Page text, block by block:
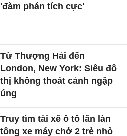
'đàm phán tích cực'
Từ Thượng Hải đến
London, New York: Siêu đô
thị không thoát cảnh ngập
úng
Truy tìm tài xế ô tô lấn làn
tông xe máy chở 2 trẻ nhỏ